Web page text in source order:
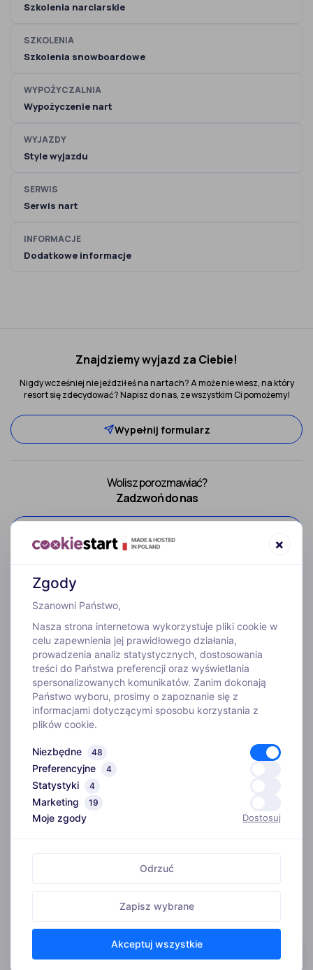
Szkolenia narciarskie
SZKOLENIA
Szkolenia snowboardowe
WYPOŻYCZALNIA
Wypożyczenie nart
WYJAZDY
Style wyjazdu
SERWIS
Serwis nart
INFORMACJE
Dodatkowe informacje
Znajdziemy wyjazd za Ciebie!
Nigdy wcześniej nie jeździłeś na nartach? A może nie wiesz, na który
resort się zdecydować? Napisz do nas, ze wszystkim Ci pomożemy!
Wypełnij formularz
Wolisz porozmawiać?
Zadzwoń do nas
WYJAZDY
INFORMACJE
O FIRMIE
Biuro
Kim jesteśmy
Byli z nami
Style wyjazdu
ADRES
© 2026 Winterevent |Polityka prywatności Realizacja
Zgody
×
Szanowni Państwo,
Nasza strona internetowa wykorzystuje pliki cookie w
celu zapewnienia jej prawidłowego działania,
prowadzenia analiz statystycznych, dostosowania
treści do Państwa preferencji oraz wyświetlania
spersonalizowanych komunikatów. Zanim dokonają
Państwo wyboru, prosimy o zapoznanie się z
informacjami dotyczącymi sposobu korzystania z
plików cookie.
Niezbędne 48
Preferencyjne 4
Statystyki 4
Marketing 19
Moje zgody Dostosuj
Akceptuj wszystkie
Odrzuć
Zapisz wybrane